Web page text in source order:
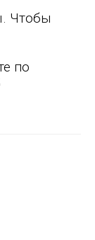
Чтобы
по